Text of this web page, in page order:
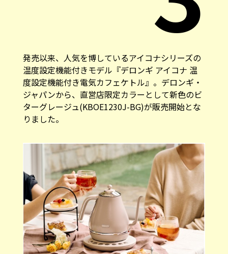
発売以来、人気を博しているアイコナシリーズの
温度設定機能付きモデル『デロンギ アイコナ 温
度設定機能付き電気カフェケトル』。デロンギ・
ジャパンから、直営店限定カラーとして新色のビ
ターグレージュ(KBOE1230J-BG)が販売開始とな
りました。